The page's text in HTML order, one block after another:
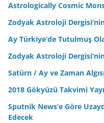
Astrologically Cosmic
Zodyak Astroloji Dergisi’nin
Ay Türkiye’de Tutulmuş
Zodyak Astroloji Dergisi’nin
Satürn / Ay ve Zaman
2018 Gökyüzü Takvimi
Sputnik News’e Göre
Edecek